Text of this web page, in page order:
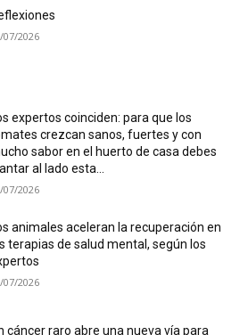
07/2026
expertos coinciden: para que los
crezcan sanos, fuertes y con
sabor en el huerto de casa debes
al lado esta...
07/2026
animales aceleran la recuperación en
terapias de salud mental, según los
07/2026
cáncer raro abre una nueva vía para